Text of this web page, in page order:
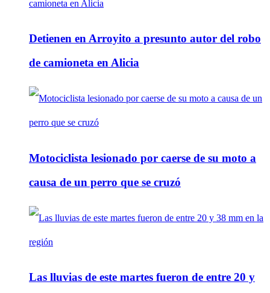
Detienen en Arroyito a presunto autor del robo
de camioneta en Alicia
Motociclista lesionado por caerse de su moto a
causa de un perro que se cruzó
Las lluvias de este martes fueron de entre 20 y